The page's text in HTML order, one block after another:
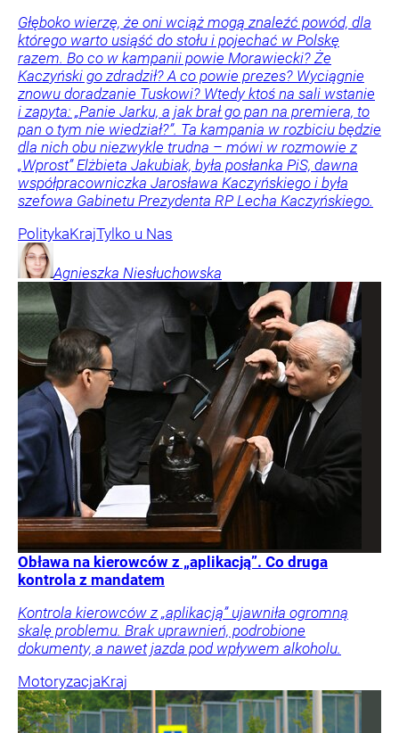
Głęboko wierzę, że oni wciąż mogą znaleźć powód, dla
którego warto usiąść do stołu i pojechać w Polskę
razem. Bo co w kampanii powie Morawiecki? Że
Kaczyński go zdradził? A co powie prezes? Wyciągnie
znowu doradzanie Tuskowi? Wtedy ktoś na sali wstanie
i zapyta: „Panie Jarku, a jak brał go pan na premiera, to
pan o tym nie wiedział?”. Ta kampania w rozbiciu będzie
dla nich obu niezwykle trudna – mówi w rozmowie z
„Wprost” Elżbieta Jakubiak, była posłanka PiS, dawna
współpracowniczka Jarosława Kaczyńskiego i była
szefowa Gabinetu Prezydenta RP Lecha Kaczyńskiego.
PolitykaKrajTylko u Nas
Agnieszka Niesłuchowska
Obława na kierowców z „aplikacją”. Co druga
kontrola z mandatem
Kontrola kierowców z „aplikacją” ujawniła ogromną
skalę problemu. Brak uprawnień, podrobione
dokumenty, a nawet jazda pod wpływem alkoholu.
MotoryzacjaKraj